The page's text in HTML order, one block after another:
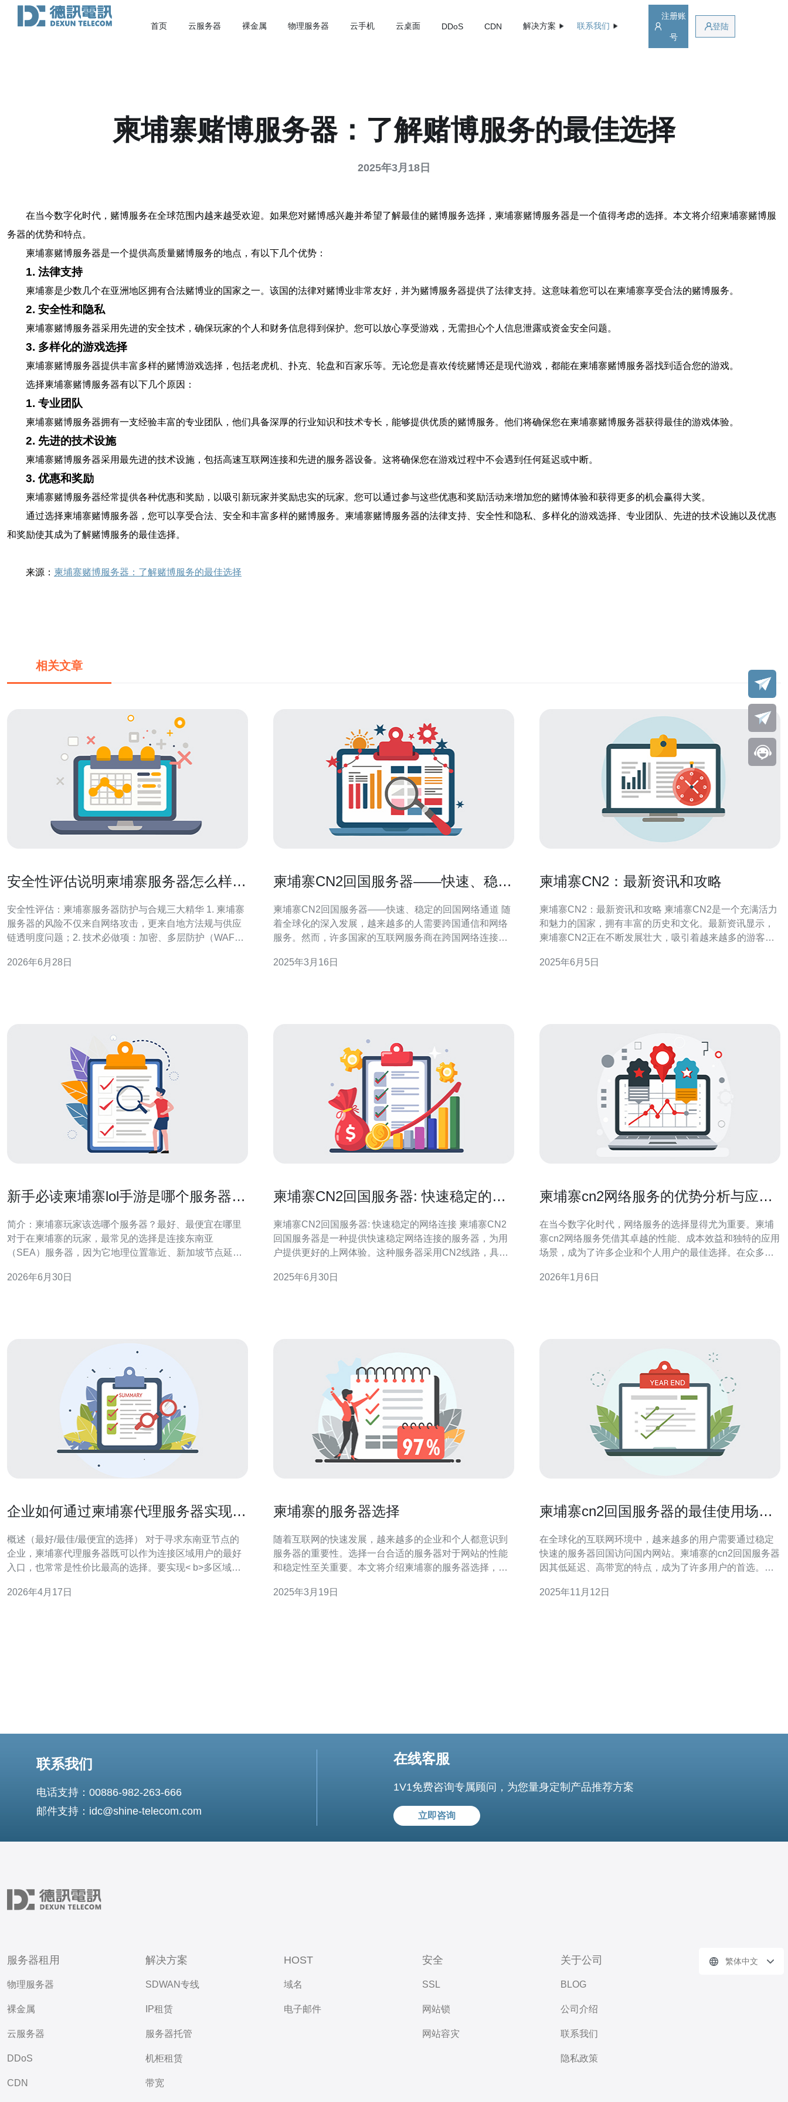
首页 云服务器 裸金属 物理服务器 云手机 云桌面 DDoS CDN 解决方案 联系我们
注册账
号
登陆
柬埔寨赌博服务器：了解赌博服务的最佳选择
2025年3月18日
在当今数字化时代，赌博服务在全球范围内越来越受欢迎。如果您对赌博感兴趣并希望了解最佳的赌博服务选择，柬埔寨赌博服务器是一个值得考虑的选择。本文将介绍柬埔寨赌博服
务器的优势和特点。
柬埔寨赌博服务器是一个提供高质量赌博服务的地点，有以下几个优势：
1. 法律支持
柬埔寨是少数几个在亚洲地区拥有合法赌博业的国家之一。该国的法律对赌博业非常友好，并为赌博服务器提供了法律支持。这意味着您可以在柬埔寨享受合法的赌博服务。
2. 安全性和隐私
柬埔寨赌博服务器采用先进的安全技术，确保玩家的个人和财务信息得到保护。您可以放心享受游戏，无需担心个人信息泄露或资金安全问题。
3. 多样化的游戏选择
柬埔寨赌博服务器提供丰富多样的赌博游戏选择，包括老虎机、扑克、轮盘和百家乐等。无论您是喜欢传统赌博还是现代游戏，都能在柬埔寨赌博服务器找到适合您的游戏。
选择柬埔寨赌博服务器有以下几个原因：
1. 专业团队
柬埔寨赌博服务器拥有一支经验丰富的专业团队，他们具备深厚的行业知识和技术专长，能够提供优质的赌博服务。他们将确保您在柬埔寨赌博服务器获得最佳的游戏体验。
2. 先进的技术设施
柬埔寨赌博服务器采用最先进的技术设施，包括高速互联网连接和先进的服务器设备。这将确保您在游戏过程中不会遇到任何延迟或中断。
3. 优惠和奖励
柬埔寨赌博服务器经常提供各种优惠和奖励，以吸引新玩家并奖励忠实的玩家。您可以通过参与这些优惠和奖励活动来增加您的赌博体验和获得更多的机会赢得大奖。
通过选择柬埔寨赌博服务器，您可以享受合法、安全和丰富多样的赌博服务。柬埔寨赌博服务器的法律支持、安全性和隐私、多样化的游戏选择、专业团队、先进的技术设施以及优惠
和奖励使其成为了解赌博服务的最佳选择。
来源： 柬埔寨赌博服务器：了解赌博服务的最佳选择
相关文章
安全性评估说明柬埔寨服务器怎么样在
安全性评估：柬埔寨服务器防护与合规三大精华 1. 柬埔寨
服务器的风险不仅来自网络攻击，更来自地方法规与供应
链透明度问题；2. 技术必做项：加密、多层防护（WAF、
急：建立日志审计、合同条款（数据转移/保留）、本地化
2026年6月28日
柬埔寨CN2回国服务器——快速、稳定
柬埔寨CN2回国服务器——快速、稳定的回国网络通道 随
着全球化的深入发展，越来越多的人需要跨国通信和网络
服务。然而，许多国家的互联网服务商在跨国网络连接方
回国服务器应运而生，提供了快速、稳定的回国网络通
2025年3月16日
柬埔寨CN2：最新资讯和攻略
柬埔寨CN2：最新资讯和攻略 柬埔寨CN2是一个充满活力
和魅力的国家，拥有丰富的历史和文化。最新资讯显示，
柬埔寨CN2正在不断发展壮大，吸引着越来越多的游客前
游项目，包括开发更多的旅游景点，提升旅游设施和服务
2025年6月5日
新手必读柬埔寨lol手游是哪个服务器及
简介：柬埔寨玩家该选哪个服务器？最好、最便宜在哪里
对于在柬埔寨的玩家，最常见的选择是连接东南亚
（SEA）服务器，因为它地理位置靠近、新加坡节点延迟
项，游戏内消费受地区货币、税费与支付渠道影响，有时
2026年6月30日
柬埔寨CN2回国服务器: 快速稳定的网
柬埔寨CN2回国服务器: 快速稳定的网络连接 柬埔寨CN2
回国服务器是一种提供快速稳定网络连接的服务器，为用
户提供更好的上网体验。这种服务器采用CN2线路，具有
传统的服务器相比，柬埔寨CN2回国服务器有以下优势：
2025年6月30日
柬埔寨cn2网络服务的优势分析与应用
在当今数字化时代，网络服务的选择显得尤为重要。柬埔
寨cn2网络服务凭借其卓越的性能、成本效益和独特的应用
场景，成为了许多企业和个人用户的最佳选择。在众多网
性和安全性上有着无与伦比的优势。因此，本文将详细分
2026年1月6日
企业如何通过柬埔寨代理服务器实现多
概述（最好/最佳/最便宜的选择） 对于寻求东南亚节点的
企业，柬埔寨代理服务器既可以作为连接区域用户的最好
入口，也常常是性价比最高的选择。要实现< b>多区域负
作为边缘节点，配合全球DNS与主/备负载均衡器，达到最
2026年4月17日
柬埔寨的服务器选择
随着互联网的快速发展，越来越多的企业和个人都意识到
服务器的重要性。选择一台合适的服务器对于网站的性能
和稳定性至关重要。本文将介绍柬埔寨的服务器选择，并
其互联网和IT行业也在迅速发展。在过去几年中，柬埔寨
2025年3月19日
柬埔寨cn2回国服务器的最佳使用场景
在全球化的互联网环境中，越来越多的用户需要通过稳定
快速的服务器回国访问国内网站。柬埔寨的cn2回国服务器
因其低延迟、高带宽的特点，成为了许多用户的首选。本
供实际操作步骤，让您能够轻松上手。 在开始之前，我们
2025年11月12日
联系我们
电话支持：00886-982-263-666
邮件支持：idc@shine-telecom.com
在线客服
1V1免费咨询专属顾问，为您量身定制产品推荐方案
立即咨询
服务器租用
物理服务器
裸金属
云服务器
DDoS
CDN
解决方案
SDWAN专线
IP租赁
服务器托管
机柜租赁
带宽
HOST
域名
电子邮件
安全
SSL
网站锁
网站容灾
关于公司
BLOG
公司介绍
联系我们
隐私政策
繁体中文